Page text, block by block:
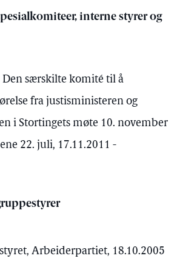
interne styrer og
Den særskilte komité til å
fra justisministeren og
i Stortingets møte 10. november
22. juli, 17.11.2011 -
Arbeiderpartiet, 18.10.2005